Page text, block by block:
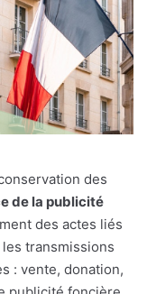
des
de la publicité
des actes liés
transmissions
: vente, donation,